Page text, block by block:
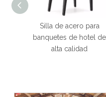
Silla de acero para
banquetes de hotel de
alta calidad